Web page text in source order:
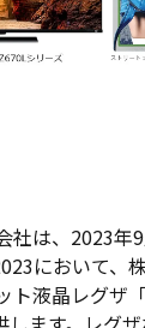
社は、2023
において、
ト液晶レグザ